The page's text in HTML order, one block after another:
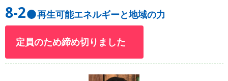
8-2 再生可能エネルギーと地域の力
定員のため締め切りました